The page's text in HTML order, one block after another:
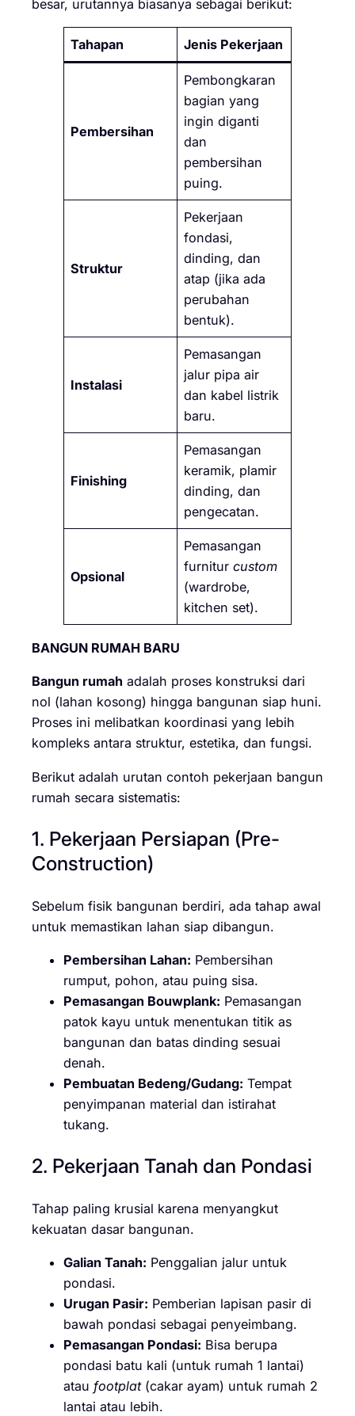
besar, urutannya biasanya sebagai berikut:
Tahapan Jenis Pekerjaan
Pembersihan
Pembongkaran
bagian yang
ingin diganti
dan
pembersihan
puing.
Struktur
Pekerjaan
fondasi,
dinding, dan
atap (jika ada
perubahan
bentuk).
Instalasi
Pemasangan
jalur pipa air
dan kabel listrik
baru.
Finishing
Pemasangan
keramik, plamir
dinding, dan
pengecatan.
Opsional
Pemasangan
furniturcustom
(wardrobe,
kitchen set).
BANGUN RUMAH BARU
Bangun rumah adalah proses konstruksi dari
nol (lahan kosong) hingga bangunan siap huni.
Proses ini melibatkan koordinasi yang lebih
kompleks antara struktur, estetika, dan fungsi.
Berikut adalah urutan contoh pekerjaan bangun
rumah secara sistematis:
1. Pekerjaan Persiapan (Pre-
Construction)
Sebelum fisik bangunan berdiri, ada tahap awal
untuk memastikan lahan siap dibangun.
Pembersihan Lahan: Pembersihan
rumput, pohon, atau puing sisa.
Pemasangan Bouwplank: Pemasangan
patok kayu untuk menentukan titik as
bangunan dan batas dinding sesuai
denah.
Pembuatan Bedeng/Gudang: Tempat
penyimpanan material dan istirahat
tukang.
2. Pekerjaan Tanah dan Pondasi
Tahap paling krusial karena menyangkut
kekuatan dasar bangunan.
Galian Tanah: Penggalian jalur untuk
pondasi.
Urugan Pasir: Pemberian lapisan pasir di
bawah pondasi sebagai penyeimbang.
Pemasangan Pondasi: Bisa berupa
pondasi batu kali (untuk rumah 1 lantai)
atau footplat(cakar ayam) untuk rumah 2
lantai atau lebih.